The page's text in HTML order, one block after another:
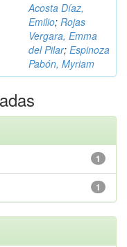
Acosta Díaz,
Emilio; Rojas
Vergara, Emma
del Pilar; Espinoza
Pabón, Myriam
1
1